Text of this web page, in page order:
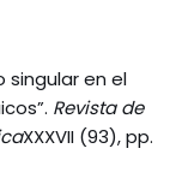
singular en el
Revista de
XXXVII (93), pp.